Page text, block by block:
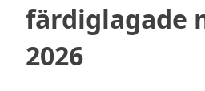
färdiglagade
2026